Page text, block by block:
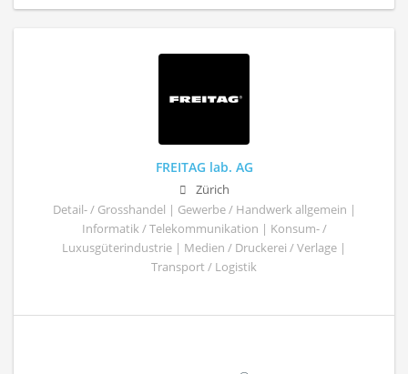
FREITAG lab. AG
Zürich
Detail- / Grosshandel | Gewerbe / Handwerk allgemein |
Informatik / Telekommunikation | Konsum- /
Luxusgüterindustrie | Medien / Druckerei / Verlage |
Transport / Logistik